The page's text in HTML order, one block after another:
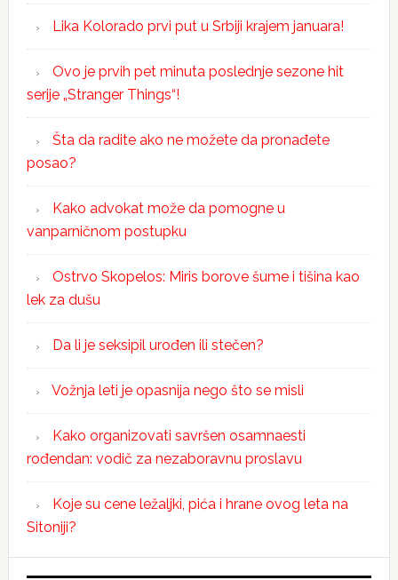
Lika Kolorado prvi put u Srbiji krajem januara!
Ovo je prvih pet minuta poslednje sezone hit
serije „Stranger Things“!
Šta da radite ako ne možete da pronađete
posao?
Kako advokat može da pomogne u
vanparničnom postupku
Ostrvo Skopelos: Miris borove šume i tišina kao
lek za dušu
Da li je seksipil urođen ili stečen?
Vožnja leti je opasnija nego što se misli
Kako organizovati savršen osamnaesti
rođendan: vodič za nezaboravnu proslavu
Koje su cene ležaljki, pića i hrane ovog leta na
Sitoniji?